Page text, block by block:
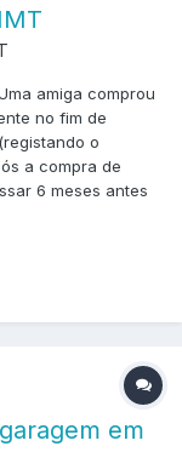
amiga comprou
no fim de
o
a compra de
6 meses antes
em